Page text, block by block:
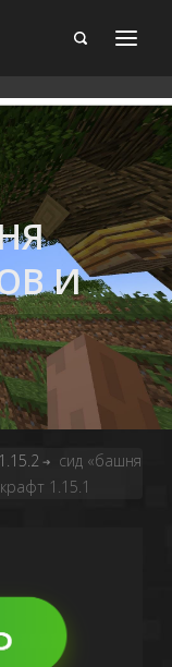
И
➔
сид «башня
1.15.1